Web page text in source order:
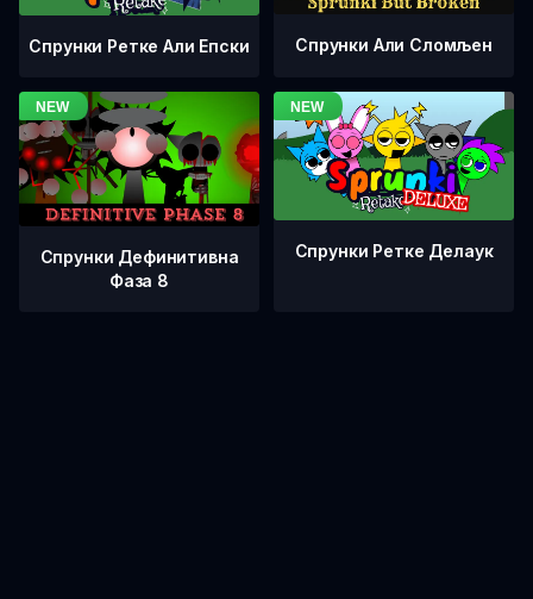
Спрунки Ретке Али Епски Спрунки Али Сломљен
Спрунки Дефинитивна
Фаза 8
Спрунки Ретке Делаук